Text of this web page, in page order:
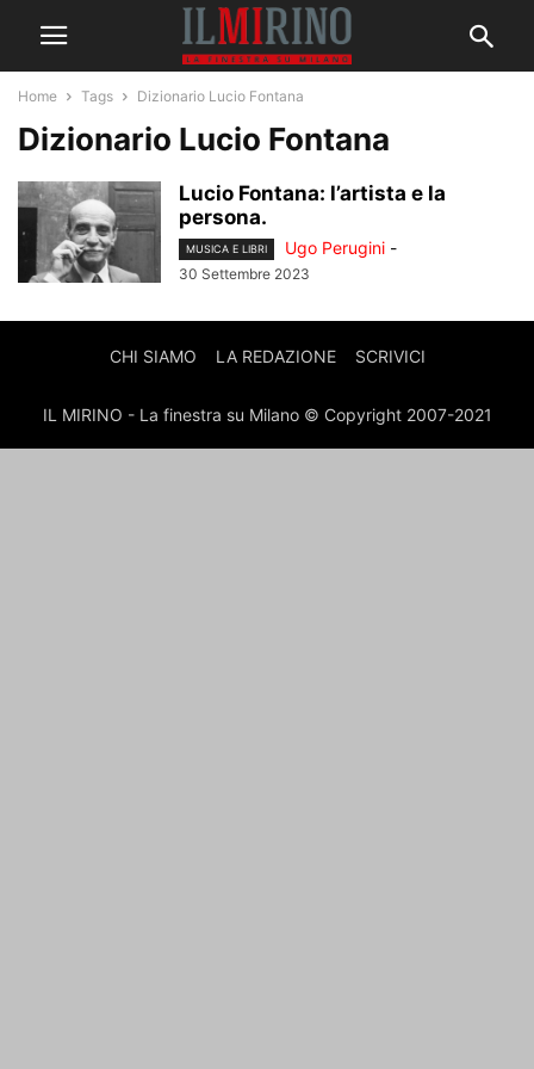
Home Tags Dizionario Lucio Fontana
Dizionario Lucio Fontana
Lucio Fontana: l’artista e la
persona.
MUSICA E LIBRI Ugo Perugini -
30 Settembre 2023
CHI SIAMO LA REDAZIONE SCRIVICI
IL MIRINO - La finestra su Milano © Copyright 2007-2021